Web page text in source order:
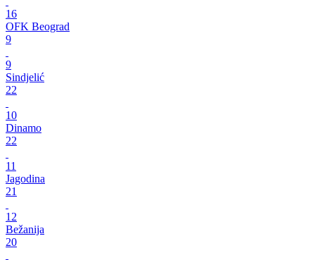
16
OFK Beograd
9
9
Sindjelić
22
10
Dinamo
22
11
Jagodina
21
12
Bežanija
20